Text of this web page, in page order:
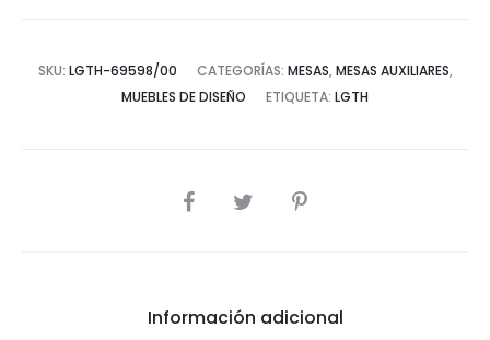
SKU: LGTH-69598/00 CATEGORÍAS: MESAS, MESAS AUXILIARES,
MUEBLES DE DISEÑO
ETIQUETA: LGTH
COMPARTIR
Información adicional